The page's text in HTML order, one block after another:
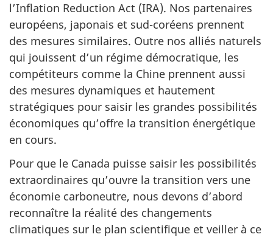
l’Inflation Reduction Act (IRA). Nos partenaires
européens, japonais et sud-coréens prennent
des mesures similaires. Outre nos alliés naturels
qui jouissent d’un régime démocratique, les
compétiteurs comme la Chine prennent aussi
des mesures dynamiques et hautement
stratégiques pour saisir les grandes possibilités
économiques qu’offre la transition énergétique
en cours.
Pour que le Canada puisse saisir les possibilités
extraordinaires qu’ouvre la transition vers une
économie carboneutre, nous devons d’abord
reconnaître la réalité des changements
climatiques sur le plan scientifique et veiller à ce